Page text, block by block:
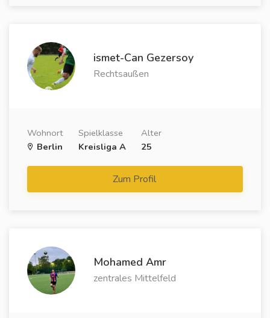
ismet-Can Gezersoy
Rechtsaußen
Wohnort
Berlin
Spielklasse
Kreisliga A
Alter
25
Zum Profil
Mohamed Amr
zentrales Mittelfeld